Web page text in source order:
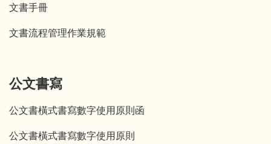
文書手冊
文書流程管理作業規範
公文書寫
公文書橫式書寫數字使用原則函
公文書橫式書寫數字使用原則